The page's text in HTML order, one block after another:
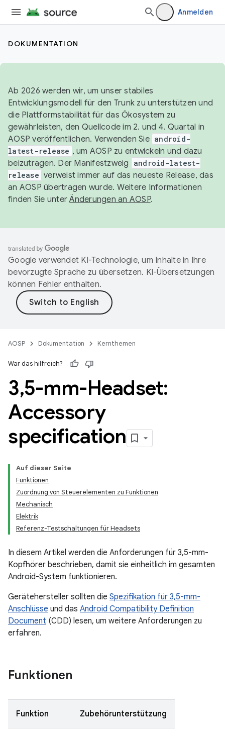
Anmelden
DOKUMENTATION
Ab 2026 werden wir, um unser stabiles
Entwicklungsmodell für den Trunk zu unterstützen und
die Plattformstabilität für das Ökosystem zu
gewährleisten, den Quellcode im 2. und 4. Quartal in
AOSP veröffentlichen. Verwenden Sie android-
latest-release , um AOSP zu entwickeln und dazu
beizutragen. Der Manifestzweig
android-latest-
release verweist immer auf das neueste Release, das
an AOSP übertragen wurde. Weitere Informationen
finden Sie unterÄnderungen an AOSP.
Google verwendet KI-Technologie, um Inhalte in Ihre
bevorzugte Sprache zu übersetzen. KI-Übersetzungen
können Fehler enthalten.
AOSP Dokumentation Kernthemen
War das hilfreich?
3,5-mm-Headset:
Accessory
specification
Auf dieser Seite
Funktionen
Zuordnung von Steuerelementen zu Funktionen
Mechanisch
Elektrik
Referenz-Testschaltungen für Headsets
In diesem Artikel werden die Anforderungen für 3,5-mm-
Kopfhörer beschrieben, damit sie einheitlich im gesamten
Android-System funktionieren.
Gerätehersteller sollten die Spezifikation für 3,5-mm-
Anschlüsse und das Android Compatibility Definition
Document (CDD) lesen, um weitere Anforderungen zu
erfahren.
Funktionen
Funktion Zubehörunterstützung